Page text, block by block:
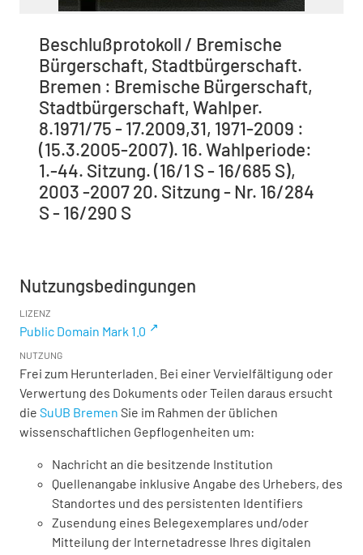
Beschlußprotokoll / Bremische
Bürgerschaft, Stadtbürgerschaft.
Bremen : Bremische Bürgerschaft,
Stadtbürgerschaft, Wahlper.
8.1971/75 - 17.2009,31, 1971-2009 :
(15.3.2005-2007). 16. Wahlperiode:
1.-44. Sitzung. (16/1 S - 16/685 S),
2003 -2007 20. Sitzung - Nr. 16/284
S - 16/290 S
Nutzungsbedingungen
LIZENZ
Public Domain Mark 1.0
NUTZUNG
Frei zum Herunterladen. Bei einer Vervielfältigung oder
Verwertung des Dokuments oder Teilen daraus ersucht
die SuUB Bremen Sie im Rahmen der üblichen
wissenschaftlichen Gepflogenheiten um:
Nachricht an die besitzende Institution
Quellenangabe inklusive Angabe des Urhebers, des
Standortes und des persistenten Identifiers
Zusendung eines Belegexemplares und/oder
Mitteilung der Internetadresse Ihres digitalen